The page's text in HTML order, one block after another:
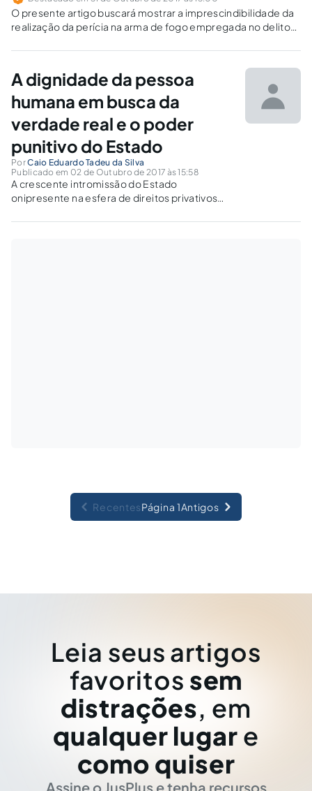
O presente artigo buscará mostrar a imprescindibilidade da
realização da perícia na arma de fogo empregada no delito
haver a consequente – e legítima – majoração na
A dignidade da pessoa
humana em busca da
verdade real e o poder
punitivo do Estado
PorCaio Eduardo Tadeu da Silva
Publicado em 02 de Outubro de 2017 às 15:58
A crescente intromissão do Estado
onipresente na esfera de direitos privativos
superior interesse público, é um fenômeno de
RecentesPágina 1Antigos
Leia seus artigos
favoritos sem
distrações, em
qualquer lugar e
como quiser
Assine o JusPlus e tenha recursos